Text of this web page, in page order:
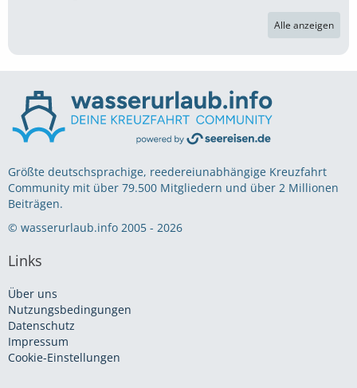
Alle anzeigen
Größte deutschsprachige, reedereiunabhängige Kreuzfahrt
Community mit über 79.500 Mitgliedern und über 2 Millionen
Beiträgen.
© wasserurlaub.info 2005 - 2026
Links
Über uns
Nutzungsbedingungen
Datenschutz
Impressum
Cookie-Einstellungen